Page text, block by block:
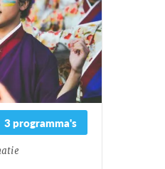
3 programma's